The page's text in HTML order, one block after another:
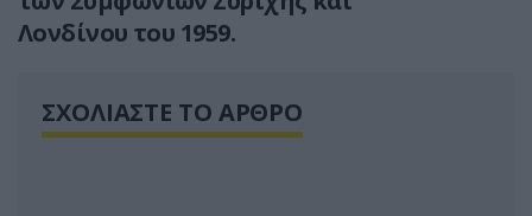
Λονδίνου του 1959.
ΣΧΟΛΙΑΣΤΕ ΤΟ ΑΡΘΡΟ